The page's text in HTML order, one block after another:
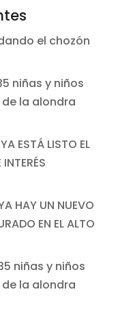
el chozón
niñas y niños
la alondra
ESTÁ LISTO EL
HAY UN NUEVO
EN EL ALTO
niñas y niños
la alondra